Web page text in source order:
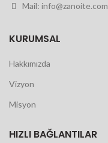
Mail: info@zanoite.com
KURUMSAL
Hakkımızda
Vizyon
Misyon
HIZLI BAĞLANTILAR